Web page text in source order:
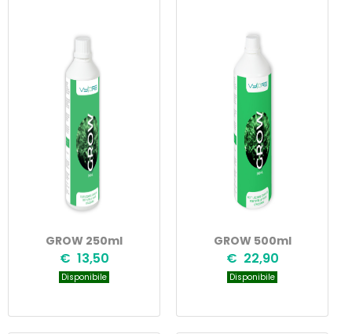
GROW 250ml
€ 13,50
Disponibile
GROW 500ml
€ 22,90
Disponibile